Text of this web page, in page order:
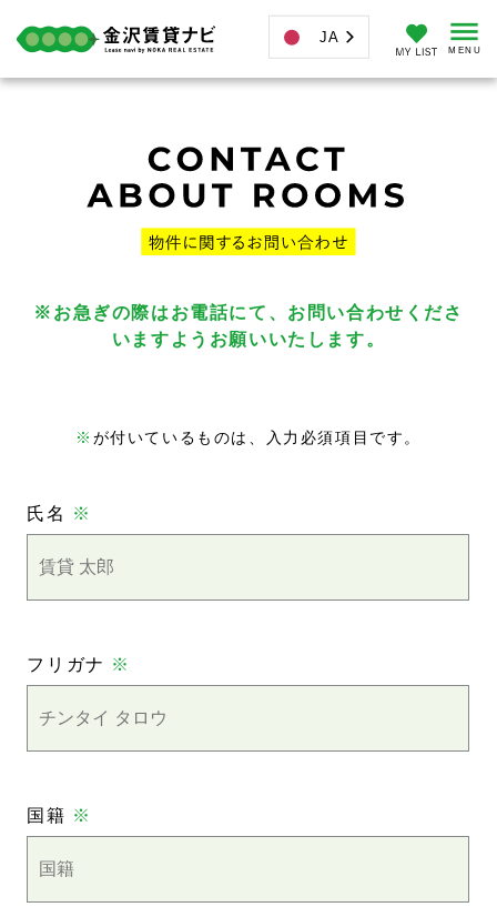
JA
※お急ぎの際はお電話にて、お問い合わせくださ
いますようお願いいたします。
※ が付いているものは、入力必須項目です。
氏名 ※
フリガナ ※
国籍 ※